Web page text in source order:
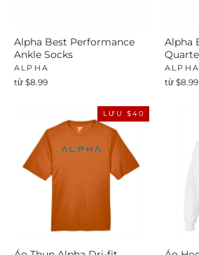
Alpha Best Performance
Ankle Socks
ALPHA
từ $8.99
Alpha
ALPHA
từ $8.99
LƯU $40